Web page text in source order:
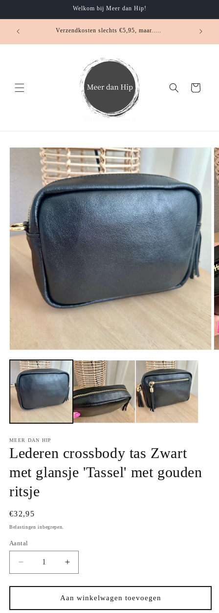
content
Welkom bij Meer dan Hip!
Verzendkosten slechts €5,95, maar.....
Winkelwagen
direct naar
MEER DAN HIP
Lederen crossbody tas Zwart
met glansje 'Tassel' met gouden
ritsje
Normale
prijs
€32,95
Belastingen inbegrepen.
Aantal
Aantal
Aantal
verlagen
voor
crossbody
Aantal
verhogen
voor
Lederen
crossbody
Aan winkelwagen toevoegen